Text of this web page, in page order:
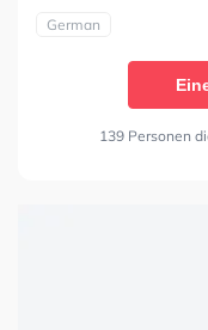
German
139 Personen